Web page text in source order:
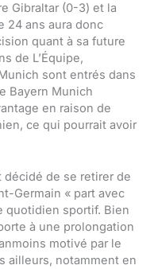
Gibraltar (0-3) et la
24 ans aura donc
quant à sa future
de L’Équipe,
sont entrés dans
Bayern Munich
en raison de
ce qui pourrait avoir
décidé de se retirer de
Germain « part avec
quotidien sportif. Bien
à une prolongation
motivé par le
ailleurs, notamment en